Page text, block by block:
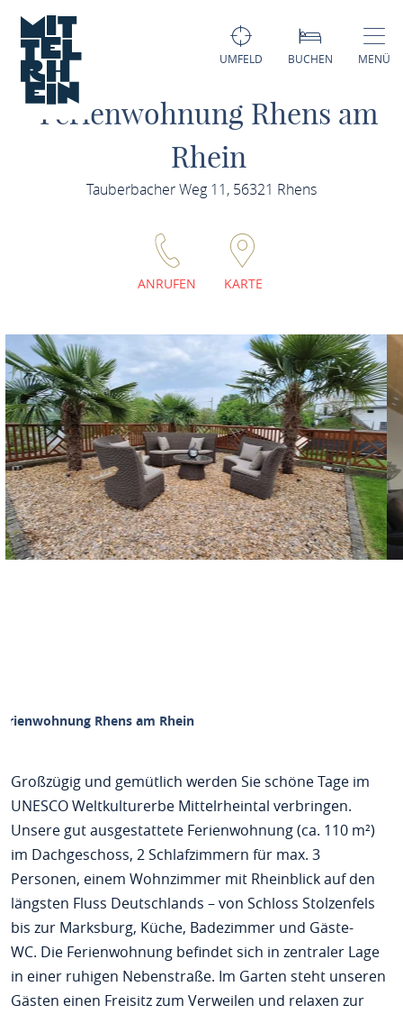
UMFELD BUCHEN MENÜ
Ferienwohnung Rhens am
Rhein
Tauberbacher Weg 11, 56321 Rhens
ANRUFEN KARTE
Rhens am Rhein
Großzügig und gemütlich werden Sie schöne Tage im
UNESCO Weltkulturerbe Mittelrheintal verbringen.
Unsere gut ausgestattete Ferienwohnung (ca. 110 m²)
im Dachgeschoss, 2 Schlafzimmern für max. 3
Personen, einem Wohnzimmer mit Rheinblick auf den
längsten Fluss Deutschlands – von Schloss Stolzenfels
bis zur Marksburg, Küche, Badezimmer und Gäste-
WC. Die Ferienwohnung befindet sich in zentraler Lage
in einer ruhigen Nebenstraße. Im Garten steht unseren
Gästen einen Freisitz zum Verweilen und relaxen zur